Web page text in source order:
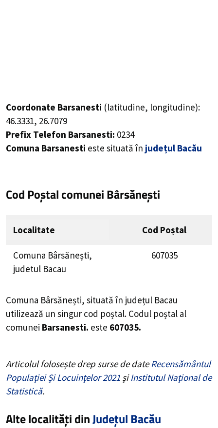
Coordonate Barsanesti (latitudine, longitudine):
46.3331, 26.7079
Prefix Telefon Barsanesti: 0234
Comuna Barsanesti este situată în județul Bacău
Cod Poștal comunei Bârsănești
Localitate Cod Poștal
Comuna Bârsănești,
judetul Bacau
607035
Comuna Bârsănești, situată în județul Bacau
utilizează un singur cod poștal. Codul poștal al
comunei Barsanesti. este 607035.
Articolul folosește drep surse de dateRecensământul
Populației Și Locuințelor 2021 șiInstitutul Național de
Statistică.
Alte localități dinJudețul Bacău